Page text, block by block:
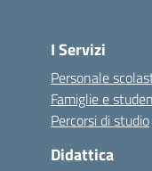
I Servizi
Personale
Famiglie e
Percorsi di studio
Didattica